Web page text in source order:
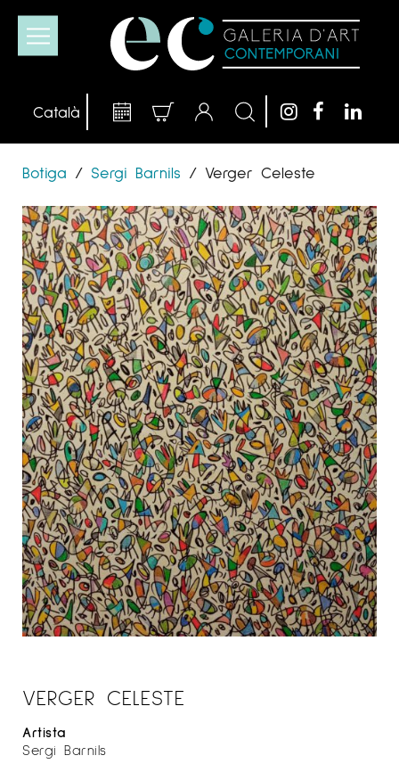
Botiga / Sergi Barnils / Verger Celeste
VERGER CELESTE
Artista
Sergi Barnils